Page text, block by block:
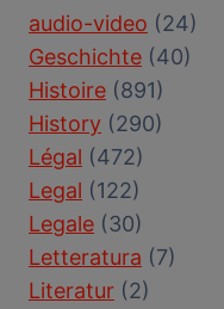
audio-video (24)
Geschichte (40)
Histoire (891)
History (290)
Légal (472)
Legal (122)
Legale (30)
Letteratura (7)
Literatur (2)